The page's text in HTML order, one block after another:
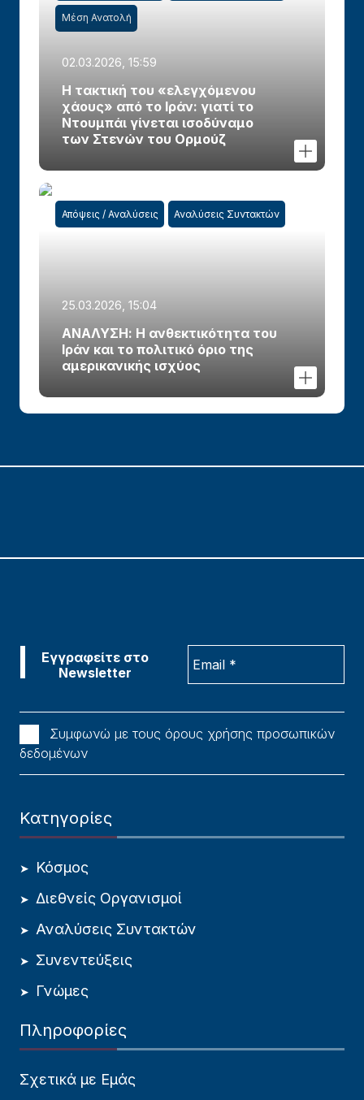
Μέση Ανατολή
02.03.2026, 15:59
Η τακτική του «ελεγχόμενου
χάους» από το Ιράν: γιατί το
Ντουμπάι γίνεται ισοδύναμο
των Στενών του Ορμούζ
Απόψεις / Αναλύσεις Αναλύσεις Συντακτών
25.03.2026, 15:04
ΑΝΑΛΥΣΗ: Η ανθεκτικότητα του
Ιράν και το πολιτικό όριο της
αμερικανικής ισχύος
Συμφωνώ με τους όρους χρήσης προσωπικών
δεδομένων
Κατηγορίες
Κόσμος
Διεθνείς Οργανισμοί
Αναλύσεις Συντακτών
Συνεντεύξεις
Γνώμες
Πληροφορίες
Σχετικά με Εμάς